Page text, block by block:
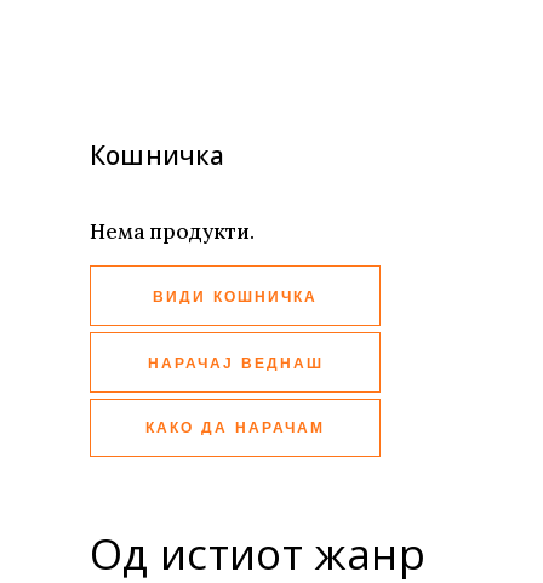
Кошничка
Нема продукти.
ВИДИ КОШНИЧКА
НАРАЧАЈ ВЕДНАШ
КАКО ДА НАРАЧАМ
Од истиот жанр